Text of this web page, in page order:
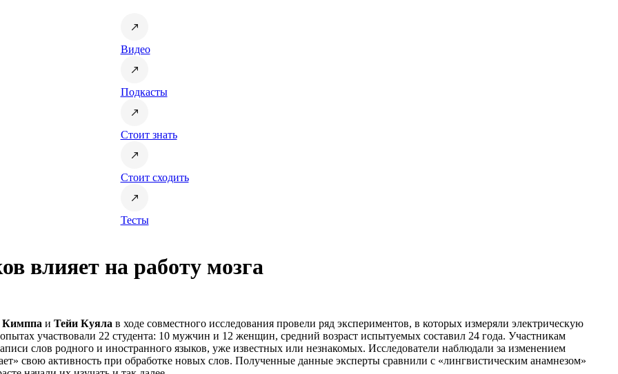
Видео
Подкасты
Стоит знать
Стоит сходить
Тесты
влияет на работу мозга
и Тейи Куяла в ходе совместного исследования провели ряд экспериментов, в которых измеряли электрическую
участвовали 22 студента: 10 мужчин и 12 женщин, средний возраст испытуемых составил 24 года. Участникам
слов родного и иностранного языков, уже известных или незнакомых. Исследователи наблюдали за изменением
свою активность при обработке новых слов. Полученные данные эксперты сравнили с «лингвистическим анамнезом»